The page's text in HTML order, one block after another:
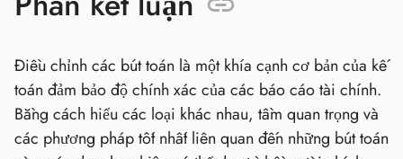
Điều chỉnh các bút toán là một khía cạnh cơ bản của kế
toán đảm bảo độ chính xác của các báo cáo tài chính.
Bằng cách hiểu các loại khác nhau, tầm quan trọng và
các phương pháp tốt nhất liên quan đến những bút toán